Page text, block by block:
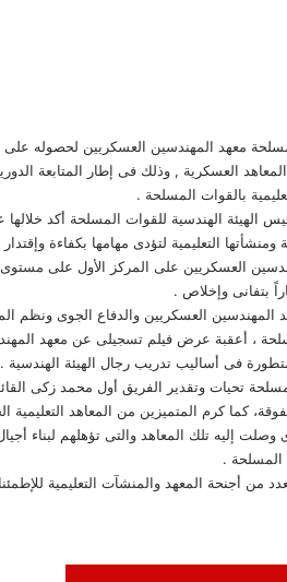
معهد المهندسين العسكريين لحصوله على
العسكرية , وذلك فى إطار المتابعة
بالقوات المسلحة .
الهيئة الهندسية للقوات المسلحة أكد
التعليمية لتؤدى مهامها بكفاءة
العسكريين على المركز الأول على مستوى
بتفانى وإخلاص .
العسكريين والدفاع الجوى ونظم
، أعقبة عرض فيلم تسجيلى عن معهد
فى أساليب تدريب رجال الهيئة الهندسية .
تحيات وتقدير الفريق أول محمد زكى
كما كرم المتميزين من المعاهد التعليمية
وصلت إليه تلك المعاهد والتى تؤهلهم لبناء
المسلحة .
أجنحة المعهد والمنشآت التعليمية